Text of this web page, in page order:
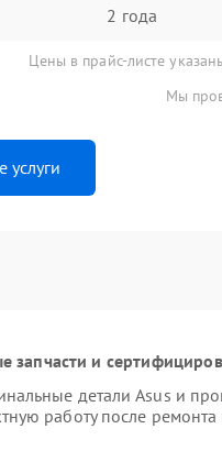
2 года
Цены в прайс-листе
Мы
услуги
запчасти и
детали Asus и
работу после